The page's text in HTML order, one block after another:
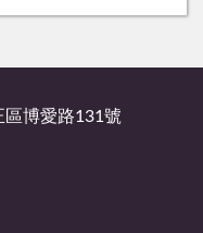
區博愛路131號